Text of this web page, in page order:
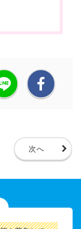
次へ